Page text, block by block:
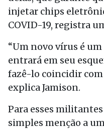
injetar chips
COVID-19, registra
“Um novo vírus é
entrará em seu
fazê-lo coincidir com
explica Jamison.
Para esses
simples menção a